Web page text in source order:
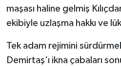
maşası haline gelmiş
ekibiyle uzlaşma hakkı ve
Tek adam rejimini
Demirtaş’ı ikna çabaları